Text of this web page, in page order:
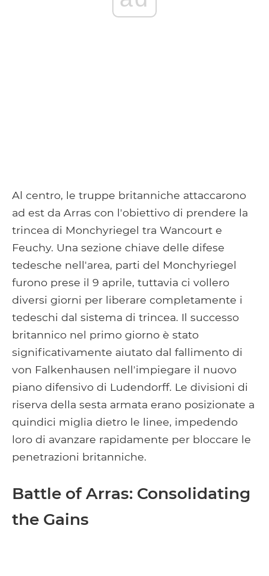
Al centro, le truppe britanniche attaccarono
ad est da Arras con l'obiettivo di prendere la
trincea di Monchyriegel tra Wancourt e
Feuchy. Una sezione chiave delle difese
tedesche nell'area, parti del Monchyriegel
furono prese il 9 aprile, tuttavia ci vollero
diversi giorni per liberare completamente i
tedeschi dal sistema di trincea. Il successo
britannico nel primo giorno è stato
significativamente aiutato dal fallimento di
von Falkenhausen nell'impiegare il nuovo
piano difensivo di Ludendorff. Le divisioni di
riserva della sesta armata erano posizionate a
quindici miglia dietro le linee, impedendo
loro di avanzare rapidamente per bloccare le
penetrazioni britanniche.
Battle of Arras: Consolidating
the Gains